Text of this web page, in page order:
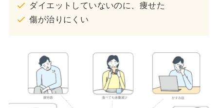
ダイエットしていないのに、痩せた
傷が治りにくい